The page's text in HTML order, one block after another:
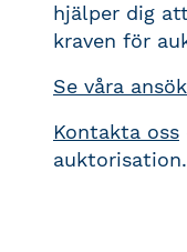
hjälper dig
kraven för
Se våra
Kontakta oss
auktorisation.